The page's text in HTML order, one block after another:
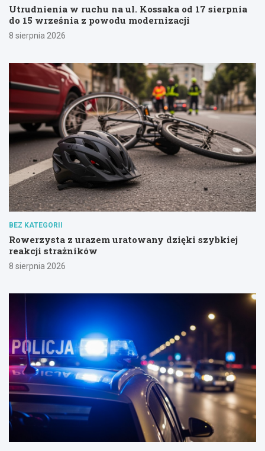
Utrudnienia w ruchu na ul. Kossaka od 17 sierpnia
do 15 września z powodu modernizacji
8 sierpnia 2026
BEZ KATEGORII
Rowerzysta z urazem uratowany dzięki szybkiej
reakcji strażników
8 sierpnia 2026